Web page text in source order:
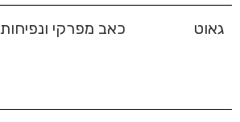
גאוט כאב מפרקי ונפיחות